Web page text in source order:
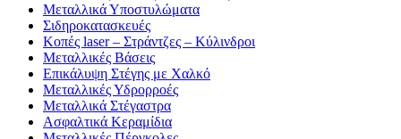
Μεταλλικά Υποστυλώματα
Σιδηροκατασκευές
Κοπές laser – Στράντζες – Κύλινδροι
Μεταλλικές Βάσεις
Επικάλυψη Στέγης με Χαλκό
Μεταλλικές Υδρορροές
Μεταλλικά Στέγαστρα
Ασφαλτικά Κεραμίδια